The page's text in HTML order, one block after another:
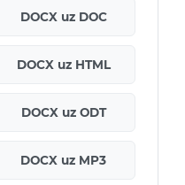
DOCX uz DOC
DOCX uz HTML
DOCX uz ODT
DOCX uz MP3